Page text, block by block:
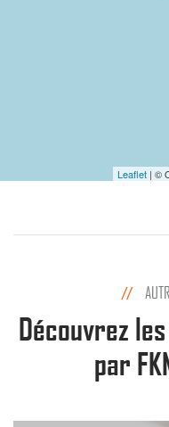
Leaflet | ©
Découvrez
par